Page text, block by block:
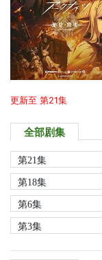
更新至 第21集
全部剧集
第21集
第18集
第6集
第3集